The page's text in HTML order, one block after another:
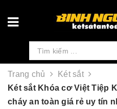
Trang chủ
Két sắt
Két sắt Khóa cơ Việt Tiệp
cháy an toàn giá rẻ uy tín